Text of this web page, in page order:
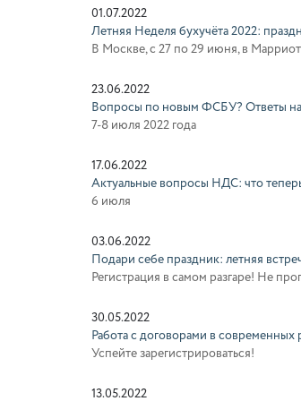
01.07.2022
Летняя Неделя бухучёта 2022:
В Москве, с 27 по 29 июня, в
23.06.2022
Вопросы по новым ФСБУ? Ответы
7-8 июля 2022 года
17.06.2022
Актуальные вопросы НДС: что
6 июля
03.06.2022
Подари себе праздник: летняя
Регистрация в самом разгаре! Не
30.05.2022
Работа с договорами в современных
Успейте зарегистрироваться!
13.05.2022